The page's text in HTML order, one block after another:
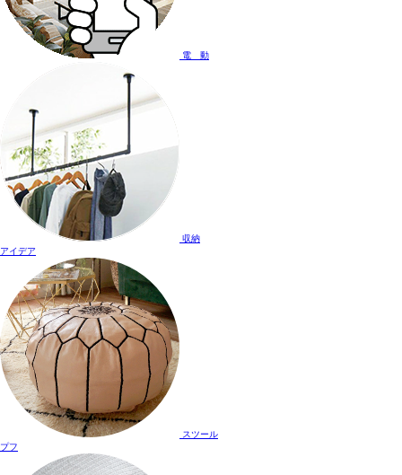
電 動
収納
アイデア
スツール
プフ